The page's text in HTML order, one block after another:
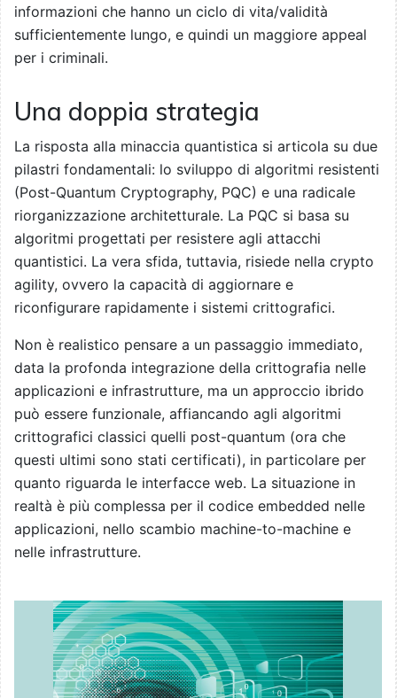
informazioni che hanno un ciclo di vita/validità
sufficientemente lungo, e quindi un maggiore appeal
per i criminali.
Una doppia strategia
La risposta alla minaccia quantistica si articola su due
pilastri fondamentali: lo sviluppo di algoritmi resistenti
(Post-Quantum Cryptography, PQC) e una radicale
riorganizzazione architetturale. La PQC si basa su
algoritmi progettati per resistere agli attacchi
quantistici. La vera sfida, tuttavia, risiede nella crypto
agility, ovvero la capacità di aggiornare e
riconfigurare rapidamente i sistemi crittografici.
Non è realistico pensare a un passaggio immediato,
data la profonda integrazione della crittografia nelle
applicazioni e infrastrutture, ma un approccio ibrido
può essere funzionale, affiancando agli algoritmi
crittografici classici quelli post-quantum (ora che
questi ultimi sono stati certificati), in particolare per
quanto riguarda le interfacce web. La situazione in
realtà è più complessa per il codice embedded nelle
applicazioni, nello scambio machine-to-machine e
nelle infrastrutture.